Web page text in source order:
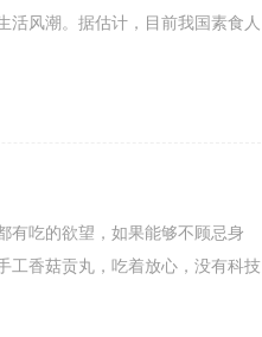
活风潮。据估计，目前我国素食人
有吃的欲望，如果能够不顾忌身
工香菇贡丸，吃着放心，没有科技